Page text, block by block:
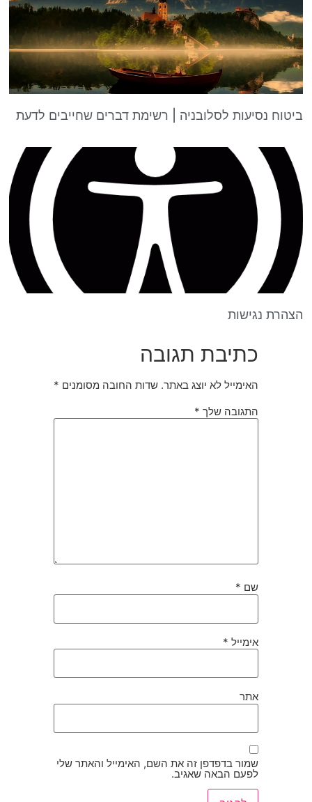
ביטוח נסיעות לסלובניה | רשימת דברים שחייבים לדעת
הצהרת נגישות
כתיבת תגובה
האימייל לא יוצג באתר. שדות החובה מסומנים *
התגובה שלך *
שם *
אימייל *
אתר
שמור בדפדפן זה את השם, האימייל והאתר שלי
לפעם הבאה שאגיב.